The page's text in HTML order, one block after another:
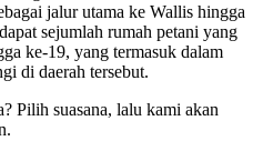
jalur utama ke Wallis hingga
sejumlah rumah petani yang
ke-19, yang termasuk dalam
di daerah tersebut.
Pilih suasana, lalu kami akan